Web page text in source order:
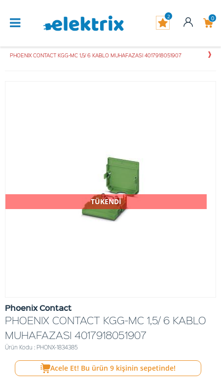
0
2
PHOENIX CONTACT KGG-MC 1,5/ 6 KABLO MUHAFAZASI 4017918051907
TÜKENDİ
Phoenix Contact
PHOENIX CONTACT KGG-MC 1,5/ 6 KABLO
MUHAFAZASI 4017918051907
Ürün Kodu : PHONX-1834385
Acele Et! Bu ürün 9 kişinin sepetinde!